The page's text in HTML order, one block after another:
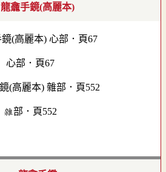
龍龕手鏡(高麗本)
心部．頁67
雜部．頁552